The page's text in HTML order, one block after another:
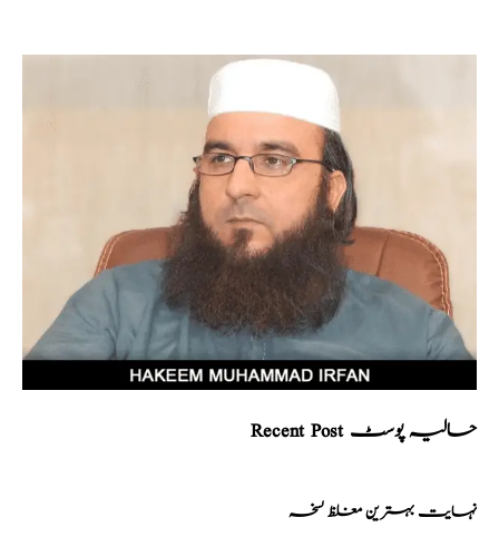
Recent Post حالیہ پوسٹ
نہایت بہترین مغلظ نسخہ